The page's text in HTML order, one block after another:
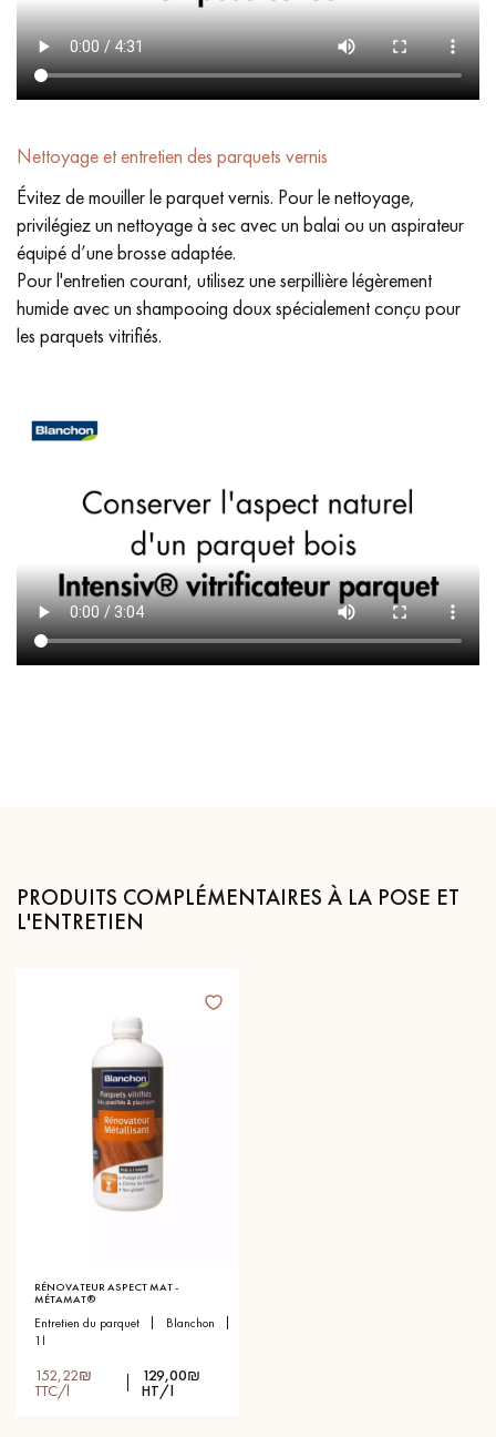
Nettoyage et entretien des parquets vernis
Évitez de mouiller le parquet vernis. Pour le nettoyage,
privilégiez un nettoyage à sec avec un balai ou un aspirateur
équipé d’une brosse adaptée.
Pour l'entretien courant, utilisez une serpillière légèrement
humide avec un shampooing doux spécialement conçu pour
les parquets vitrifiés.
PRODUITS COMPLÉMENTAIRES À LA POSE ET
L'ENTRETIEN
RÉNOVATEUR ASPECT MAT -
MÉTAMAT®
entretien du parquet
blanchon
1l
152,22₪
TTC/l
129,00₪
HT/l